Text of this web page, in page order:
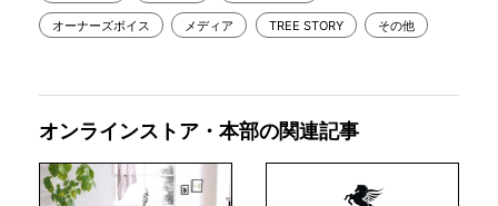
オーナーズボイス メディア TREE STORY その他
オンラインストア・本部の関連記事